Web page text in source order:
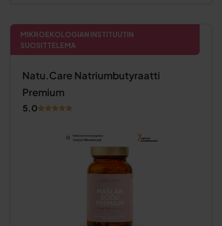
MIKROEKOLOGIAN INSTITUUTIN
SUOSITTELEMA
Natu.Care Natriumbutyraatti
Premium
5.0